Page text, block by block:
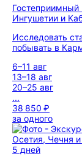
Гостеприимный
Ингушетии и
Исследовать
побывать в
6–11 авг
13–18 авг
20–25 авг
...
38 850 ₽
за одного
5 дней